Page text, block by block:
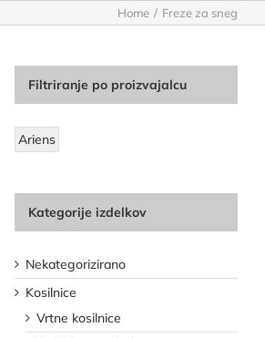
Home Freze za sneg
Filtriranje po proizvajalcu
Ariens
Kategorije izdelkov
Nekategorizirano
Kosilnice
Vrtne kosilnice